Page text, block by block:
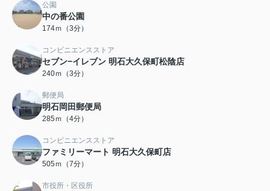
公園
中の番公園
174ｍ（3分）
コンビニエンスストア
セブン−イレブン 明石大久保町松陰店
240ｍ（3分）
郵便局
明石岡田郵便局
285ｍ（4分）
コンビニエンスストア
ファミリーマート 明石大久保町店
505ｍ（7分）
市役所・区役所